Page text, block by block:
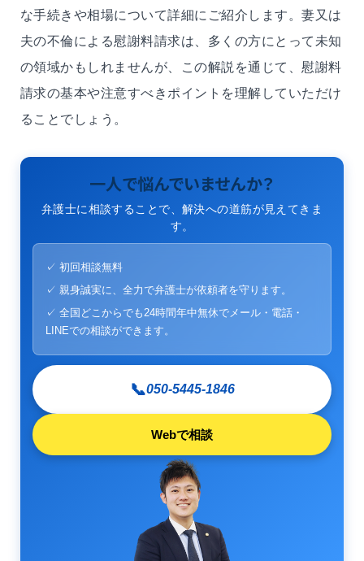
な手続きや相場について詳細にご紹介します。妻又は
夫の不倫による慰謝料請求は、多くの方にとって未知
の領域かもしれませんが、この解説を通じて、慰謝料
請求の基本や注意すべきポイントを理解していただけ
ることでしょう。
一人で悩んでいませんか？
弁護士に相談することで、解決への道筋が見えてきま
す。
✓ 初回相談無料
✓ 親身誠実に、全力で弁護士が依頼者を守ります。
✓ 全国どこからでも24時間年中無休でメール・電話・
LINEでの相談ができます。
📞050-5445-1846
Webで相談